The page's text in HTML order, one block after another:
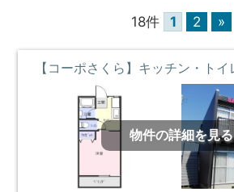
産
18件 1 2 »
物件の詳細を見る